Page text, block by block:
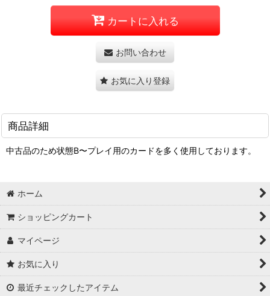
カートに入れる
お問い合わせ
お気に入り登録
商品詳細
中古品のため状態B〜プレイ用のカードを多く使用しております。
ホーム
ショッピングカート
マイページ
お気に入り
最近チェックしたアイテム